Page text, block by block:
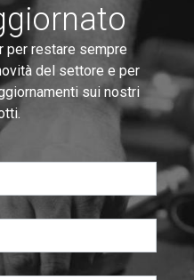
per restare sempre
del settore e per
sui nostri